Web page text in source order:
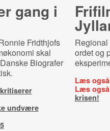
gang i
Fridthjofs
skal
Biografer
undvære
Regional
ordet og
Læs
Læs
krisen!